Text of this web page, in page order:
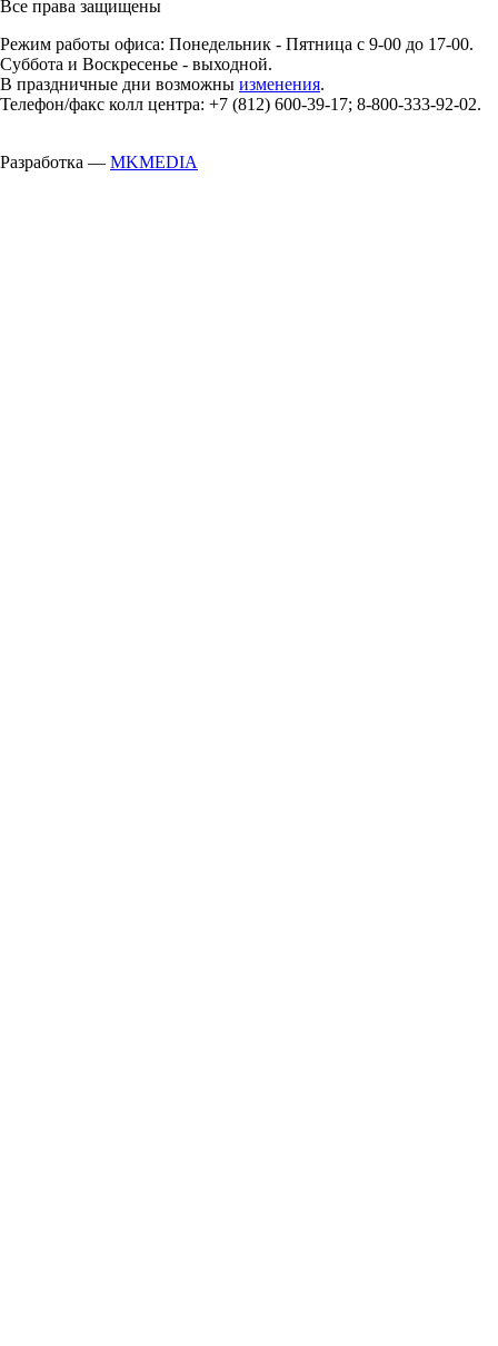
Все права защищены
Режим работы офиса: Понедельник - Пятница с 9-00 до 17-00.
Суббота и Воскресенье - выходной.
В праздничные дни возможны изменения.
Телефон/факс колл центра: +7 (812) 600-39-17; 8-800-333-92-02.
Разработка — MKMEDIA